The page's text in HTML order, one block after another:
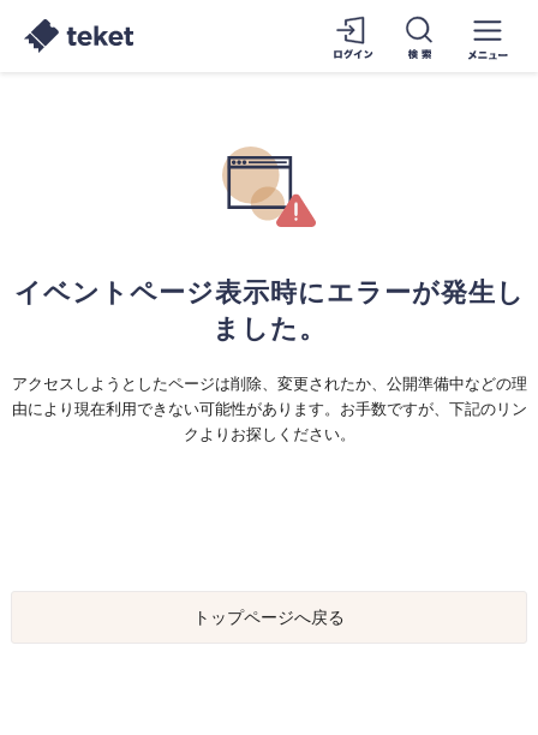
イベントページ表示時にエラーが発生し
ました。
アクセスしようとしたページは削除、変更されたか、公開準備中などの理
由により現在利用できない可能性があります。お手数ですが、下記のリン
クよりお探しください。
トップページへ戻る